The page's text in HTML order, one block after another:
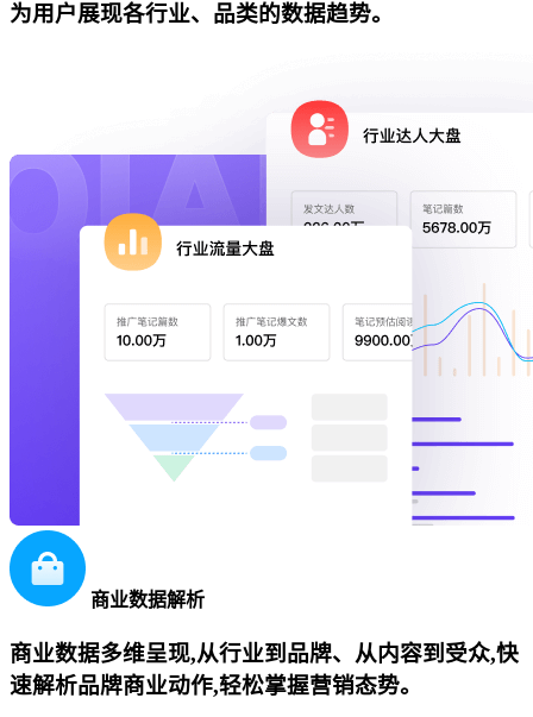
为用户展现各行业、品类的数据趋势。
商业数据解析
商业数据多维呈现,从行业到品牌、从内容到受众,快
速解析品牌商业动作,轻松掌握营销态势。